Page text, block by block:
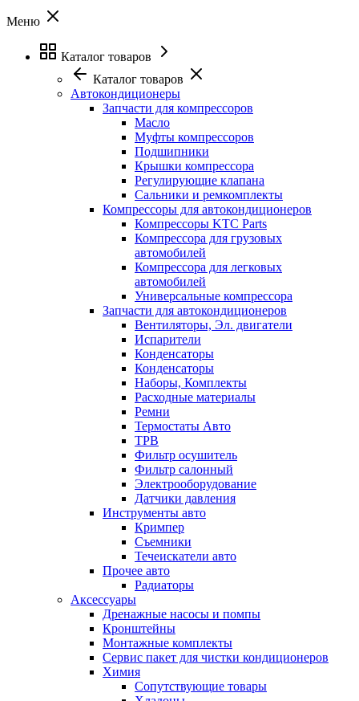
Меню
Каталог товаров
Каталог товаров
Автокондиционеры
Запчасти для компрессоров
Масло
Муфты компрессоров
Подшипники
Крышки компрессора
Регулирующие клапана
Сальники и ремкомплекты
Компрессоры для автокондиционеров
Компрессоры KTC Parts
Компрессора для грузовых
автомобилей
Компрессора для легковых
автомобилей
Универсальные компрессора
Запчасти для автокондиционеров
Вентиляторы, Эл. двигатели
Испарители
Конденсаторы
Конденсаторы
Наборы, Комплекты
Расходные материалы
Ремни
Термостаты Авто
ТРВ
Фильтр осушитель
Фильтр салонный
Электрооборудование
Датчики давления
Инструменты авто
Кримпер
Съемники
Течеискатели авто
Прочее авто
Радиаторы
Аксессуары
Дренажные насосы и помпы
Кронштейны
Монтажные комплекты
Сервис пакет для чистки кондиционеров
Химия
Сопутствующие товары